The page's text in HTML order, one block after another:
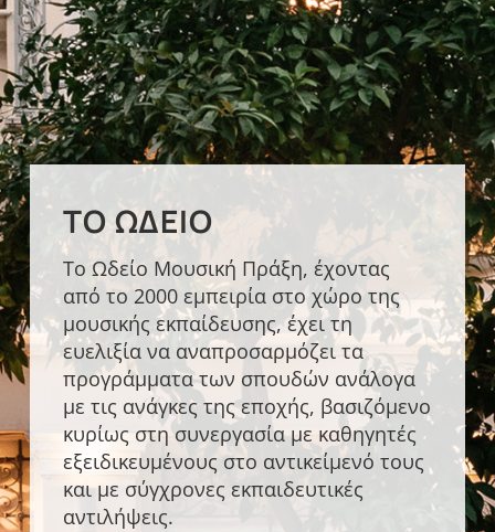
ΤΟ ΩΔΕΊΟ
Το Ωδείο Μουσική Πράξη, έχοντας
από το 2000 εμπειρία στο χώρο της
μουσικής εκπαίδευσης, έχει τη
ευελιξία να αναπροσαρμόζει τα
προγράμματα των σπουδών ανάλογα
με τις ανάγκες της εποχής, βασιζόμενο
κυρίως στη συνεργασία με καθηγητές
εξειδικευμένους στο αντικείμενό τους
και με σύγχρονες εκπαιδευτικές
αντιλήψεις.